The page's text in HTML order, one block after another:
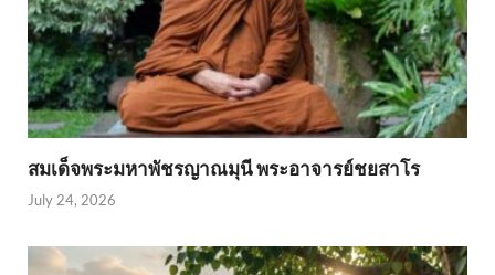
สมเด็จพระมหาพัชรญาณมุนี พระอาจารย์ชยสาโร
July 24, 2026